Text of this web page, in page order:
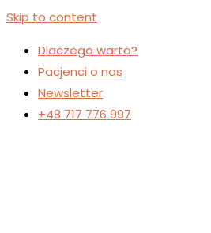
Skip to content
Dlaczego warto?
Pacjenci o nas
Newsletter
+48 717 776 997